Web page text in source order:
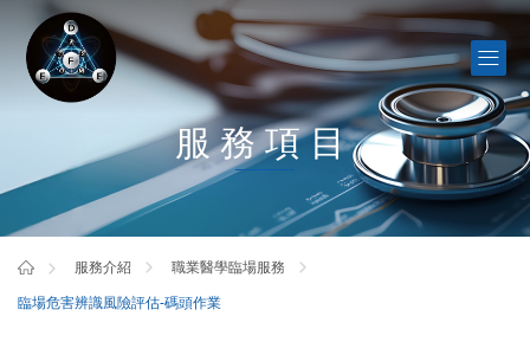
服務項目
服務介紹
職業醫學臨場服務
臨場危害辨識風險評估-碼頭作業